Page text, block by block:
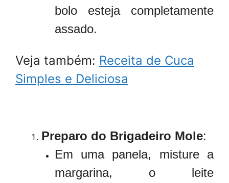
bolo esteja completamente
assado.
Veja também: Receita de Cuca
Simples e Deliciosa
Preparo do Brigadeiro Mole:
Em uma panela, misture a
margarina, o leite